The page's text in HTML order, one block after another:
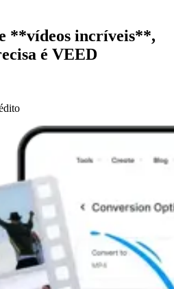
**vídeos incríveis**,
é VEED